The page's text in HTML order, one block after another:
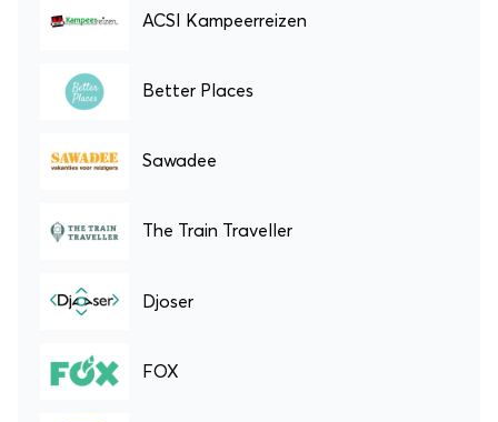
ACSI Kampeerreizen
Better Places
Sawadee
The Train Traveller
Djoser
FOX